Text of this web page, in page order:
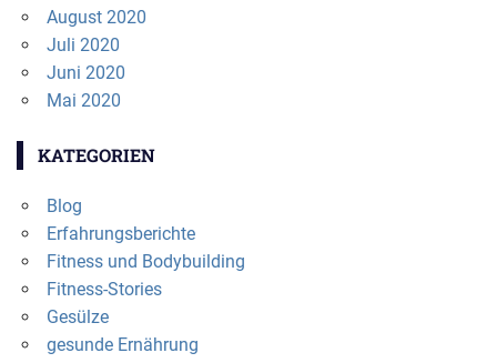
August 2020
Juli 2020
Juni 2020
Mai 2020
KATEGORIEN
Blog
Erfahrungsberichte
Fitness und Bodybuilding
Fitness-Stories
Gesülze
gesunde Ernährung